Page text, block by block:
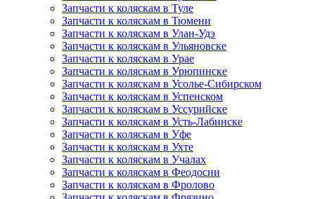
Запчасти к коляскам в Туле
Запчасти к коляскам в Тюмени
Запчасти к коляскам в Улан-Удэ
Запчасти к коляскам в Ульяновске
Запчасти к коляскам в Урае
Запчасти к коляскам в Урюпинске
Запчасти к коляскам в Усолье-Сибирском
Запчасти к коляскам в Успенском
Запчасти к коляскам в Уссурийске
Запчасти к коляскам в Усть-Лабинске
Запчасти к коляскам в Уфе
Запчасти к коляскам в Ухте
Запчасти к коляскам в Учалах
Запчасти к коляскам в Феодосии
Запчасти к коляскам в Фролово